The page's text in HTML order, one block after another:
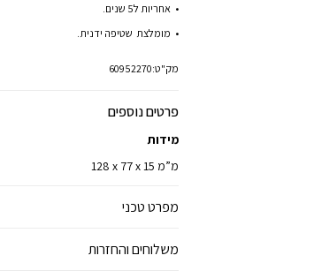
אחריות ל5 שנים.
מומלצת שטיפה ידנית.
מק"ט:60952270
פרטים נוספים
מידות
128 x 77 x 15 מ”מ
מפרט טכני
משלוחים והחזרות